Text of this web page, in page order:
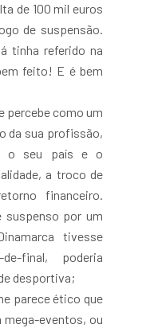
de 100 mil euros
de suspensão.
tinha referido na
feito! E é bem
percebe como um
da sua profissão,
o seu país e o
a troco de
financeiro.
suspenso por um
tivesse
final, poderia
desportiva;
parece ético que
mega-eventos, ou